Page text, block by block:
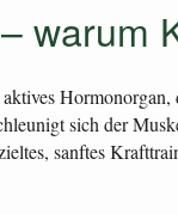
warum
sich der
sanftes